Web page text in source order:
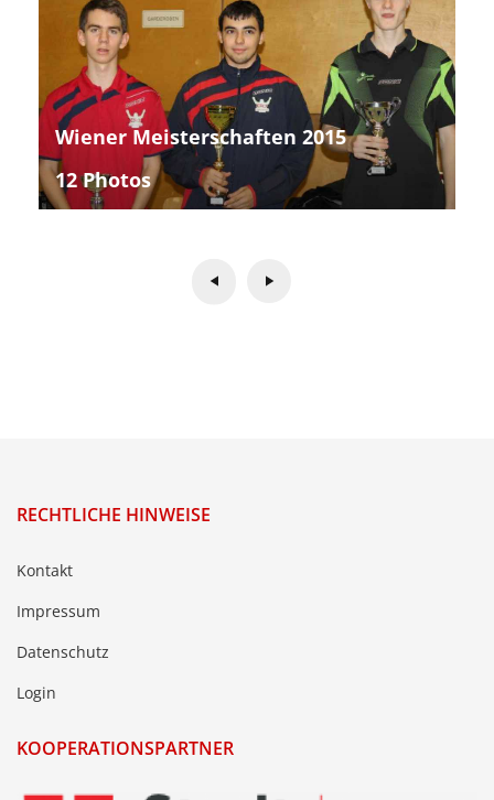
Wiener Meisterschaften 2015
12 Photos
RECHTLICHE HINWEISE
Kontakt
Impressum
Datenschutz
Login
KOOPERATIONSPARTNER